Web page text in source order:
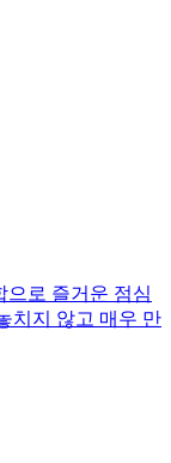
으로 즐거운 점심
치지 않고 매우 만